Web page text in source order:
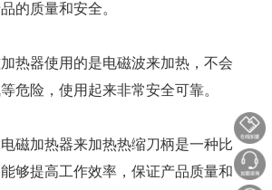
的质量和安全。
热器使用的是电磁波来加热，不会
危险，使用起来非常安全可靠。
磁加热器来加热热缩刀柄是一种比
够提高工作效率，保证产品质量和